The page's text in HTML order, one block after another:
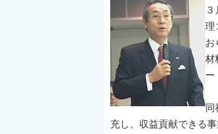
理
お
材
ー
同
充し、収益貢献できる